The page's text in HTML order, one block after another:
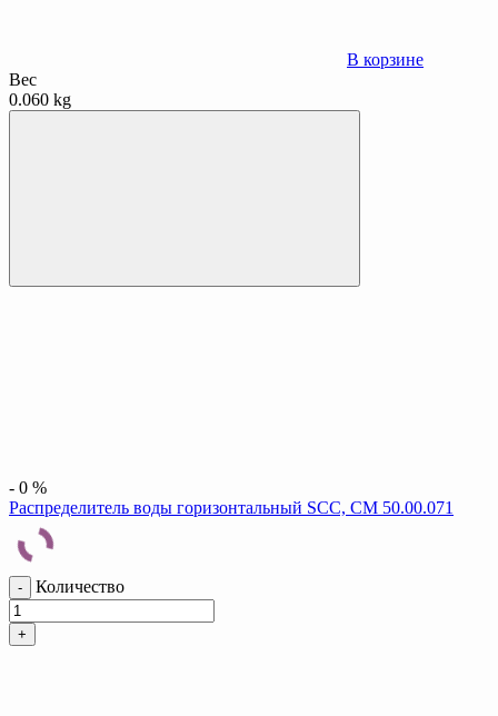
В корзине
Вес
0.060 kg
- 0 %
Распределитель воды горизонтальный SCC, CM 50.00.071
- Количество
+